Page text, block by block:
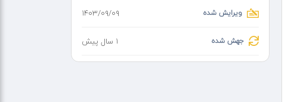
ویرایش شده ۱۴۰۳/۰۹/۰۹
جهش شده 1 سال پیش